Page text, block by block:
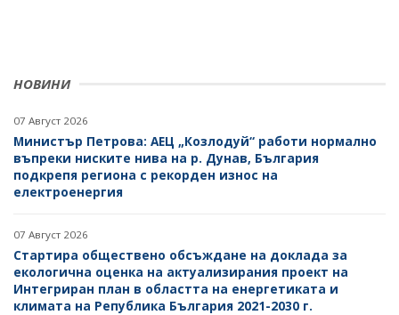
НОВИНИ
07 Август 2026
Министър Петрова: АЕЦ „Козлодуй“ работи нормално
въпреки ниските нива на р. Дунав, България
подкрепя региона с рекорден износ на
електроенергия
07 Август 2026
Стартира обществено обсъждане на доклада за
екологична оценка на актуализирания проект на
Интегриран план в областта на енергетиката и
климата на Република България 2021-2030 г.